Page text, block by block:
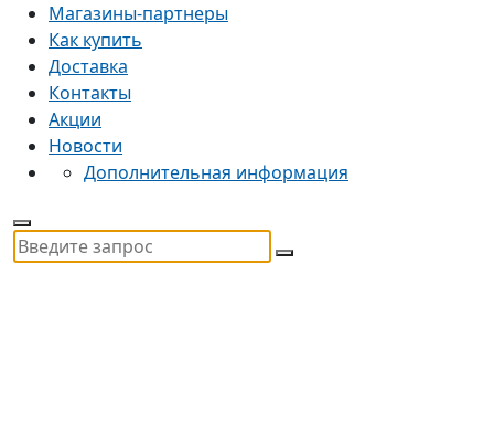
Магазины-партнеры
Как купить
Доставка
Контакты
Акции
Новости
Дополнительная информация